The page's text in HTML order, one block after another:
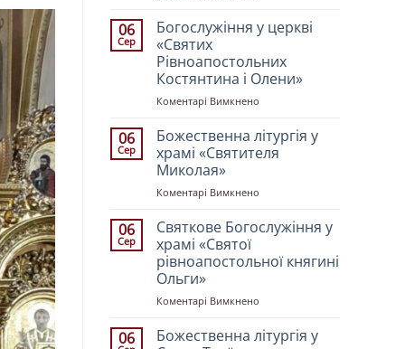
літургія
у
«Всіх
Святих
06
Сер
Богослужіння у церкві
«Святих
Рівноапостольних
Костянтина і Олени»
Коментарі Вимкнено
у
церкві
«Святих
Олени»
06
Сер
Божественна літургія у
храмі «Святителя
Миколая»
Коментарі Вимкнено
літургія
«Святителя
06
Сер
Святкове Богослужіння у
храмі «Святої
рівноапостольної княгині
Ольги»
Коментарі Вимкнено
Богослужіння
06
Божественна літургія у